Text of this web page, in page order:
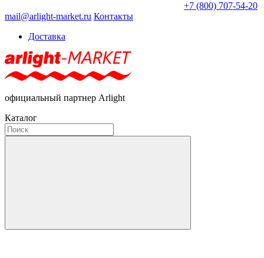
+7 (800) 707-54-20
mail@arlight-market.ru Контакты
Доставка
официальный партнер Arlight
Каталог